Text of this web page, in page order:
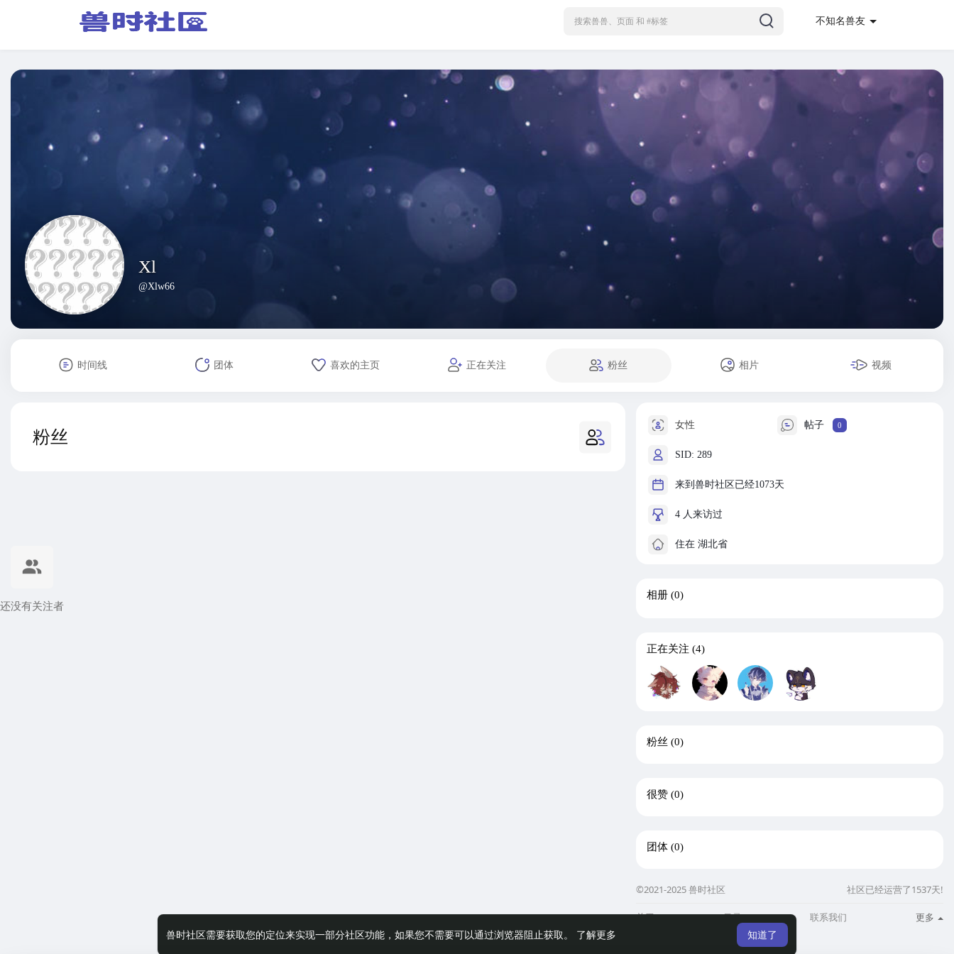
兽时社区需要获取您的定位来实现一部分社区功能，如果您不需要可以通过浏览器阻止获取。 了解更多 知道了
不知名兽友
Xl
@Xlw66
时间线 团体 喜欢的主页 正在关注 粉丝 相片 视频
粉丝
还没有关注者
女性 帖子 0
SID: 289
来到兽时社区已经1073天
4 人来访过
住在 湖北省
相册 (0)
正在关注 (4)
粉丝 (0)
很赞 (0)
团体 (0)
©2021-2025 兽时社区 社区已经运营了1537天!
关于 目录 联系我们 更多